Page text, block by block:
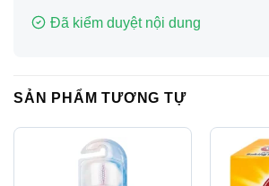
Đã kiểm duyệt nội dung
SẢN PHẨM TƯƠNG TỰ